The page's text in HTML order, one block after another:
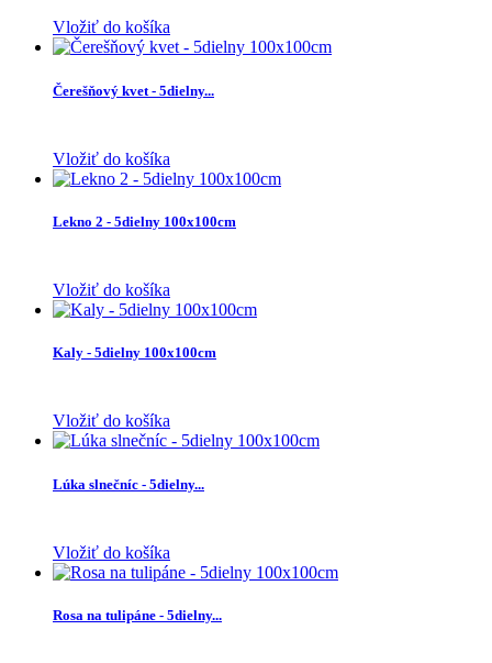
Vložiť do košíka
Čerešňový kvet - 5dielny...
Vložiť do košíka
Lekno 2 - 5dielny 100x100cm
Vložiť do košíka
Kaly - 5dielny 100x100cm
Vložiť do košíka
Lúka slnečníc - 5dielny...
Vložiť do košíka
Rosa na tulipáne - 5dielny...